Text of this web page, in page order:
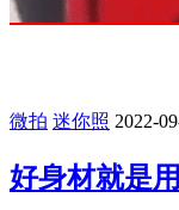
微拍 迷你照 2022-
好身材就是